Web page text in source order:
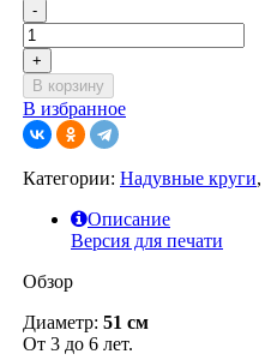
-
+
В корзину
В избранное
Категории: Надувные круги,
Описание
Версия для печати
Обзор
Диаметр: 51 см
От 3 до 6 лет.